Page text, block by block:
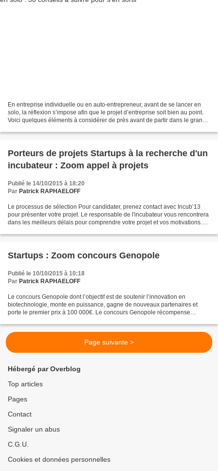
En entreprise individuelle ou en auto-entrepreneur, avant de se lancer en
solo, la réflexion s’impose afin que le projet d’entreprise soit bien au point.
Voici quelques éléments à considérer de près avant de partir dans le grand
Porteurs de projets Startups à la recherche d'un
incubateur : Zoom appel à projets
Publié le 14/10/2015 à 18:20
Par Patrick RAPHAELOFF
Le processus de sélection Pour candidater, prenez contact avec Incub’13
pour présenter votre projet. Le responsable de l'incubateur vous rencontrera
dans les meilleurs délais pour comprendre votre projet et vos motivations.
Startups : Zoom concours Genopole
Publié le 10/10/2015 à 10:18
Par Patrick RAPHAELOFF
Le concours Genopole dont l’objectif est de soutenir l’innovation en
biotechnologie, monte en puissance, gagne de nouveaux partenaires et
porte le premier prix à 100 000€. Le concours Genopole récompense
Page suivante >
Hébergé par Overblog
Top articles
Pages
Contact
Signaler un abus
C.G.U.
Cookies et données personnelles